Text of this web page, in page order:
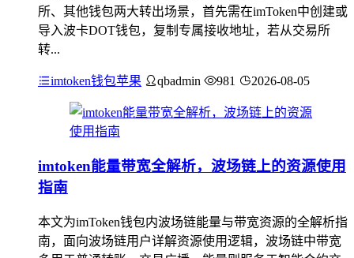
所、其他钱包两大转出场景，首先需在imToken中创建或
导入波卡DOT钱包，复制专属接收地址，若从交易所
转...
imtoken钱包苹果 qbadmin 981 2026-08-05
imtoken能量带宽全解析，波场链上的资源使用
指南
本文为imToken钱包内波场链能量与带宽资源的全解析指
南，面向波场链用户详解资源使用逻辑，波场链中带宽